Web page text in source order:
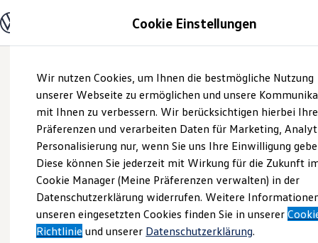
Hauptinhalt
springen
Footer
springen
Modelle und Konfigurator
Modelle vergleichen
Elektroautos
ENERGY Sondermodelle
Nutzfahrzeuge
SUV und CUV
Familienautos
Kombis
Kompaktwagen
Sportwagen
Schnell verfügbare Fahrzeuge
Angebote und Produkte
Aktuelle Angebote
E-Auto-Förderung
Volkswagen Marktplatz
Cookie Einstellungen
Wir nutzen Cookies, um Ihnen die bestmögliche Nutzung
unserer Webseite zu ermöglichen und unsere
mit Ihnen zu verbessern. Wir berücksichtigen hierbei Ihre
Präferenzen und verarbeiten Daten für Marketing,
Personalisierung nur, wenn Sie uns Ihre Einwilligung
Diese können Sie jederzeit mit Wirkung für die Zukunft
Cookie Manager (Meine Präferenzen verwalten) in der
Datenschutzerklärung widerrufen. Weitere
unseren eingesetzten Cookies finden Sie in unserer
Richtlinie und unserer Datenschutzerklärung.